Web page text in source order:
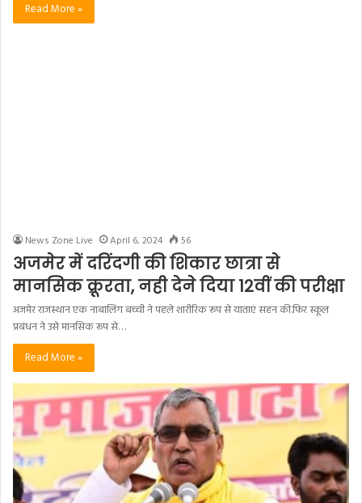
Read More »
News Zone Live March 13, 2024 250
पीला गमछा ही नही, थानेदार ने मोबाइल भी
छीन लिया: SBSP कार्यकर्ता का छलका दर्द